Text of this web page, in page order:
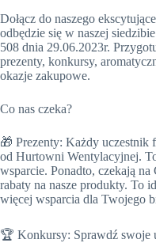
Dołącz do naszego
odbędzie się w naszej
508 dnia 29.06.2023r.
prezenty, konkursy,
okazje zakupowe.
Co nas czeka?
🎁 Prezenty: Każdy
od Hurtowni Wentylacyjnej.
wsparcie. Ponadto, czekają
rabaty na nasze produkty. To
więcej wsparcia dla Twojego
🏆 Konkursy: Sprawdź swoje